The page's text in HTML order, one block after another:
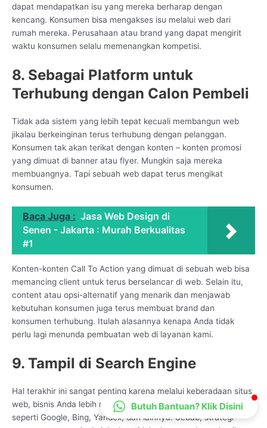
dapat mendapatkan isu yang mereka berharap dengan
kencang. Konsumen bisa mengakses isu melalui web dari
rumah mereka. Perusahaan atau brand yang dapat mengirit
waktu konsumen selalu memenangkan kompetisi.
8. Sebagai Platform untuk
Terhubung dengan Calon Pembeli
Tidak ada sistem yang lebih tepat kecuali membangun web
jikalau berkeinginan terus terhubung dengan pelanggan.
Konsumen tak akan terikat dengan konten – konten promosi
yang dimuat di banner atau flyer. Mungkin saja mereka
membuangnya. Tapi sebuah web dapat terus mengikat
konsumen.
Baca Juga : Jasa Web Design di
Senen - Jakarta : Murah Berkualitas
#1
Konten-konten Call To Action yang dimuat di sebuah web bisa
memancing client untuk terus berselancar di web. Selain itu,
content atau opsi-alternatif yang menarik dan menjawab
kebutuhan konsumen juga terus membuat brand dan
konsumen terhubung. Itulah alasannya kenapa Anda tidak
perlu lagi menunda pembuatan web di layanan kami.
9. Tampil di Search Engine
Hal terakhir ini sangat penting karena melalui keberadaan situs
web, bisnis Anda lebih mudah ditemukan di mesin pencarian,
seperti Google, Bing, Yandex, dan lainnya. Sebab, strategi
CS Lenteraweb
Butuh Bantuan? Klik Disini